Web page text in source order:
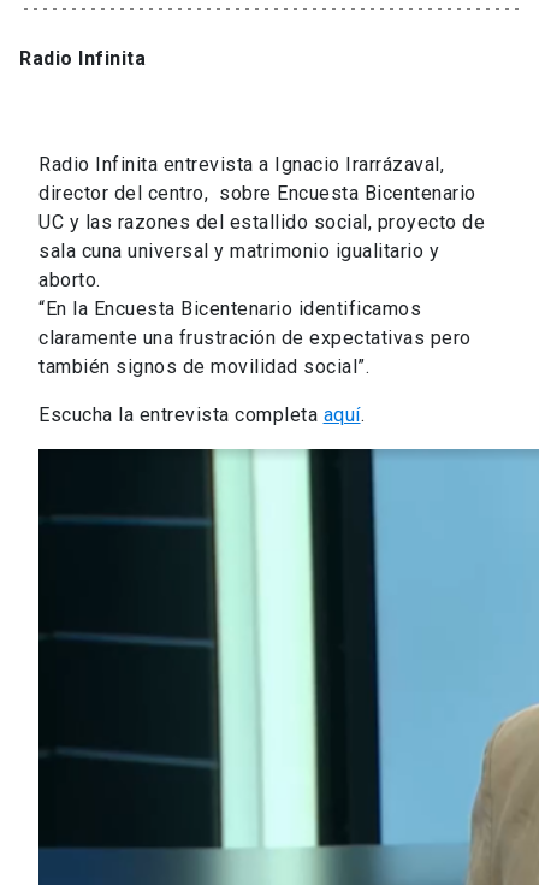
Radio Infinita
Radio Infinita entrevista a Ignacio Irarrázaval,
director del centro, sobre Encuesta Bicentenario
UC y las razones del estallido social, proyecto de
sala cuna universal y matrimonio igualitario y
aborto.
“En la Encuesta Bicentenario identificamos
claramente una frustración de expectativas pero
también signos de movilidad social”.
Escucha la entrevista completa aquí.